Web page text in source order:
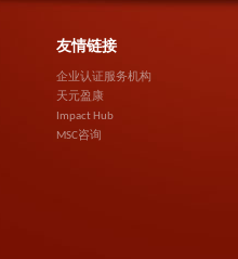
友情链接
企业认证服务机构
天元盈康
Impact Hub
MSC咨询